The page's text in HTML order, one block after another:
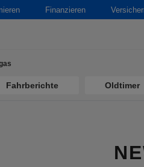
Finanzieren
Fahrberichte Oldtimer